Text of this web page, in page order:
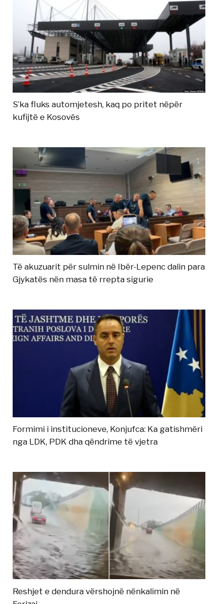
S’ka fluks automjetesh, kaq po pritet nëpër
kufijtë e Kosovës
Të akuzuarit për sulmin në Ibër-Lepenc dalin para
Gjykatës nën masa të rrepta sigurie
Formimi i institucioneve, Konjufca: Ka gatishmëri
nga LDK, PDK dha qëndrime të vjetra
Reshjet e dendura vërshojnë nënkalimin në